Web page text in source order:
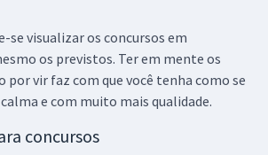
se visualizar os concursos em
os previstos. Ter em mente os
por vir faz com que você tenha como se
e com muito mais qualidade.
concursos